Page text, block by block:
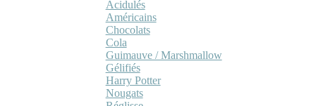
Acidulés
Américains
Chocolats
Cola
Guimauve / Marshmallow
Gélifiés
Harry Potter
Nougats